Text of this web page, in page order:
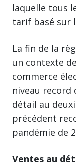
laquelle tous
tarif basé sur
La fin de la
un contexte
commerce
niveau record
détail au
précédent
pandémie de
Ventes au